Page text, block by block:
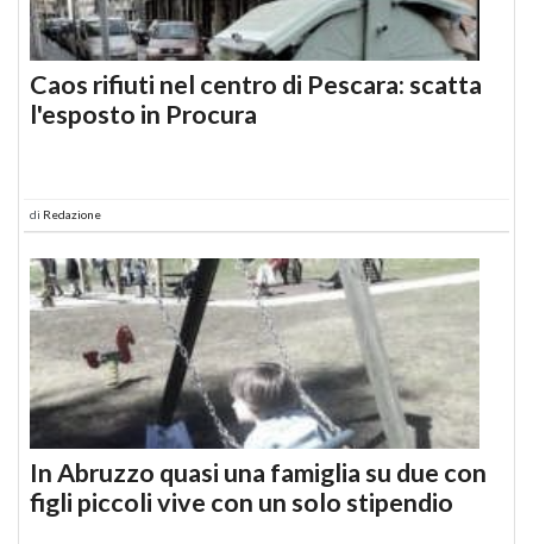
Caos rifiuti nel centro di Pescara: scatta
l'esposto in Procura
di Redazione
In Abruzzo quasi una famiglia su due con
figli piccoli vive con un solo stipendio